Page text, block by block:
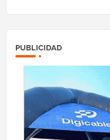
PUBLICIDAD